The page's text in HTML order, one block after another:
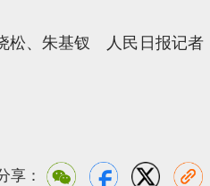
松、朱基钗 人民日报记者
享：